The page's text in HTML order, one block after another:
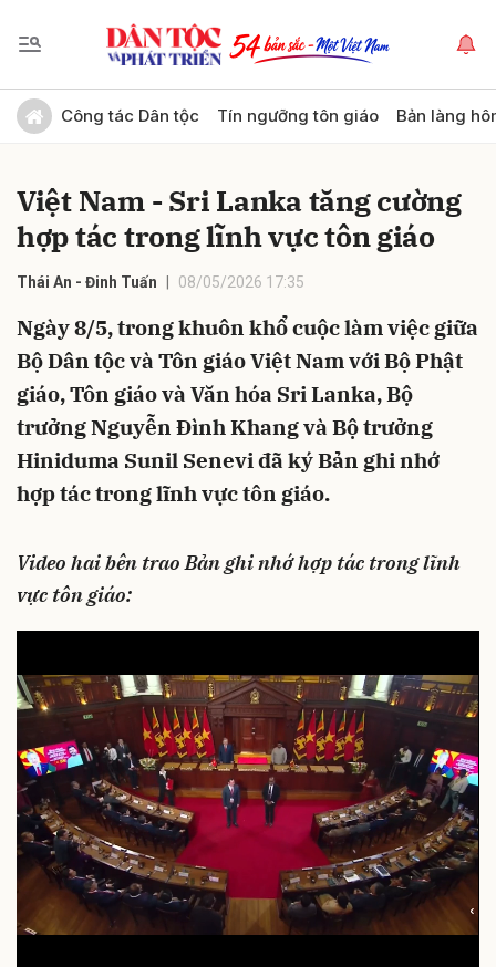
Công tác Dân tộc Tín ngưỡng tôn giáo Bản làng
Việt Nam - Sri Lanka tăng cường
hợp tác trong lĩnh vực tôn giáo
Thái An - Đinh Tuấn 08/05/2026 17:35
Ngày 8/5, trong khuôn khổ cuộc làm việc giữa
Bộ Dân tộc và Tôn giáo Việt Nam với Bộ Phật
giáo, Tôn giáo và Văn hóa Sri Lanka, Bộ
trưởng Nguyễn Đình Khang và Bộ trưởng
Hiniduma Sunil Senevi đã ký Bản ghi nhớ
hợp tác trong lĩnh vực tôn giáo.
Video hai bên trao Bản ghi nhớ hợp tác trong lĩnh
vực tôn giáo:
Gửi bình luận
Hủy Gửi